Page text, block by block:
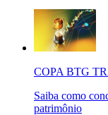
COPA BTG
Saiba como
patrimônio